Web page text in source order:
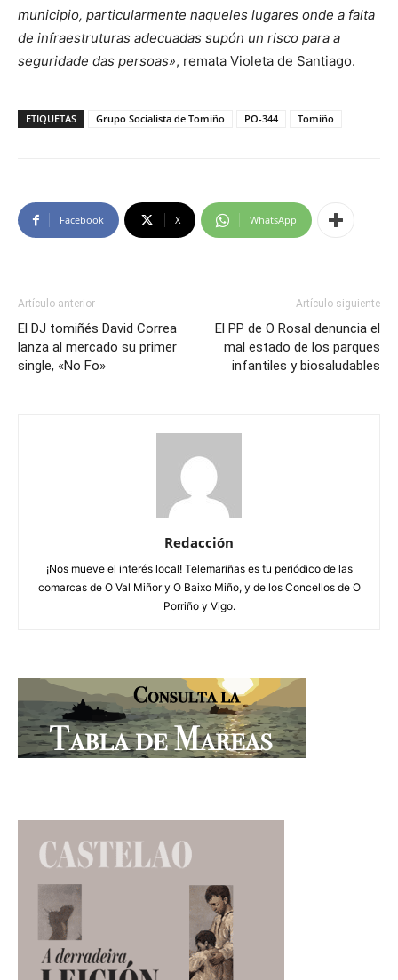
municipio, particularmente naqueles lugares onde a falta
de infraestruturas adecuadas supón un risco para a
seguridade das persoas», remata Violeta de Santiago.
ETIQUETAS Grupo Socialista de Tomiño PO-344 Tomiño
Facebook X WhatsApp
Artículo anterior
El DJ tomiñés David Correa
lanza al mercado su primer
single, «No Fo»
Artículo siguiente
El PP de O Rosal denuncia el
mal estado de los parques
infantiles y biosaludables
Redacción
¡Nos mueve el interés local! Telemariñas es tu periódico de las
comarcas de O Val Miñor y O Baixo Miño, y de los Concellos de O
Porriño y Vigo.